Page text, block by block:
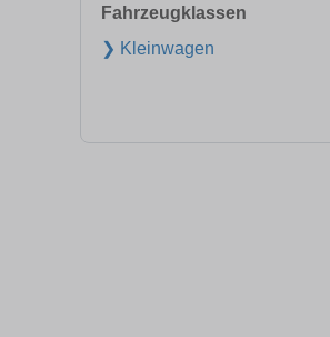
Fahrzeugklassen
❯ Kleinwagen